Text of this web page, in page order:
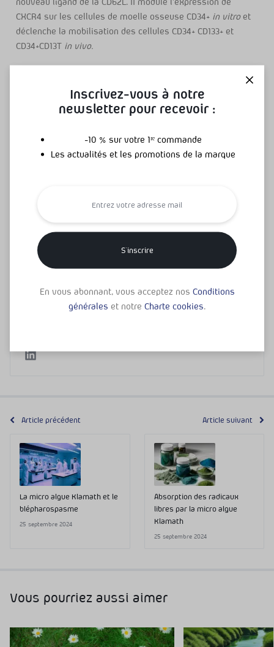
CXCR4 sur les cellules de moelle osseuse CD34+ in vitro et
déclenche la mobilisation des cellules CD34+ CD133+ et
CD34+CD13T in vivo.
Damien
Je suis responsable e-commerce chez Algotonic depuis
plus de 2 ans. J'ai acquis de nombreuses
connaissances dans l'univers des compléments
et discuté avec beaucoup de spécialiste et naturopathe.
De plus, je m'informe beaucoup sur l'actualité et les
Article précédent Article suivant
La micro algue Klamath et le
blépharospasme
25 septembre 2024
Absorption des radicaux
libres par la micro algue
Klamath
25 septembre 2024
Vous pourriez aussi aimer
Inscrivez-vous à notre
newsletter pour recevoir :
-10 % sur votre 1ʳᵉ commande
Les actualités et les promotions de la marque
En vous abonnant, vous acceptez nos Conditions
générales et notre Charte cookies.